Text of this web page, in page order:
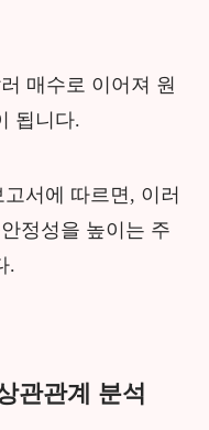
매수로 이어져 원
됩니다.
서에 따르면, 이러
정성을 높이는 주
.
관관계 분석